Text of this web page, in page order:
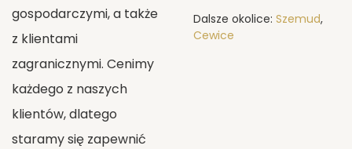
gospodarczymi, a także
z klientami
zagranicznymi. Cenimy
każdego z naszych
klientów, dlatego
staramy się zapewnić
Dalsze okolice:Szemud,
Cewice